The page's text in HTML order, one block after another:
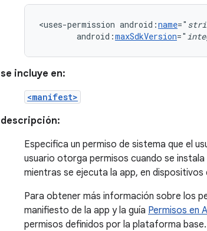
<uses-permission android:name="
android:maxSdkVersion="
se incluye en:
<manifest>
descripción:
Especifica un permiso de sistema que el
usuario otorga permisos cuando se
mientras se ejecuta la app, en
Para obtener más información sobre los
manifiesto de la app y la guía Permisos en
permisos definidos por la plataforma base.